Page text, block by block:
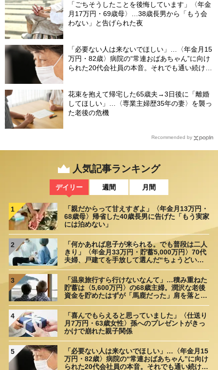
「ごちそうしたことを後悔しています」〈年金
月17万円・69歳母〉…38歳長男から「もう会
わない」と告げられた夜
「必要ない人は来ないでほしい」…〈年金月15
万円・82歳〉病院の“常連おばあちゃん”に向け
られた20代会社員の本音。それでも通い続ける
花束を抱えて帰宅した65歳夫→3日後に「離婚
してほしい」…〈専業主婦歴35年の妻〉を襲っ
た老後の危機
Recommended by
人気記事ランキング
デイリー 週間 月間
1
「親だからって甘えすぎよ」〈年金月13万円・
68歳母〉帰省した40歳長男に告げた「もう実家
には泊めない」
2
「何かあれば息子が来られる。でも普段は二人
きり」〈年金月33万円・貯蓄5,000万円〉70代
夫婦、戸建てを手放して選んだ“ちょうどいい
距離”
3
「温泉旅行すら行けないなんて」…積み重ねた
貯蓄は〈5,600万円〉の68歳主婦。潤沢な老後
資金を貯めたはずが「馬鹿だった」肩を落とす
理由
4
「喜んでもらえると思っていました」〈仕送り
月7万円・63歳女性〉孫へのプレゼントがきっ
かけで崩れた親子関係
5
「必要ない人は来ないでほしい」…〈年金月15
万円・82歳〉病院の“常連おばあちゃん”に向け
られた20代会社員の本音。それでも通い続ける